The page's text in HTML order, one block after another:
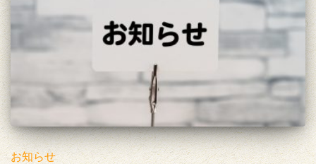
お知らせ